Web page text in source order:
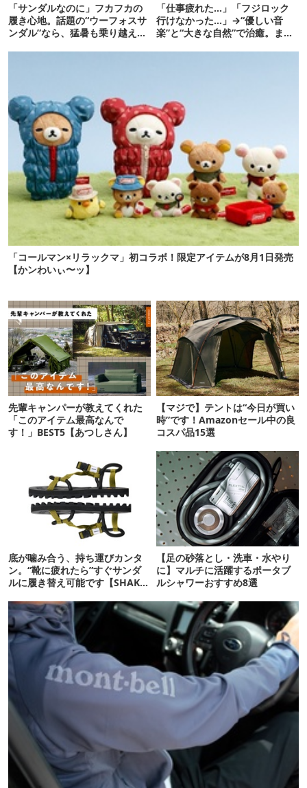
「サンダルなのに」フカフカの
履き心地。話題の“ウーフォスサ
ンダル”なら、猛暑も乗り越えら
「仕事疲れた…」「フジロック
行けなかった…」→“優しい音
楽”と“大きな自然”で治癒。まだ
「コールマン×リラックマ」初コラボ！限定アイテムが8月1日発売
【かンわいぃ〜ッ】
先輩キャンパーが教えてくれた
「このアイテム最高なんで
す！」BEST5【あつしさん】
【マジで】テントは“今日が買い
時”です！Amazonセール中の良
コスパ品15選
底が噛み合う、持ち運びカンタ
ン。“靴に疲れたら”すぐサンダ
ルに履き替え可能です【SHAKA
【足の砂落とし・洗車・水やり
に】マルチに活躍するポータブ
ルシャワーおすすめ8選